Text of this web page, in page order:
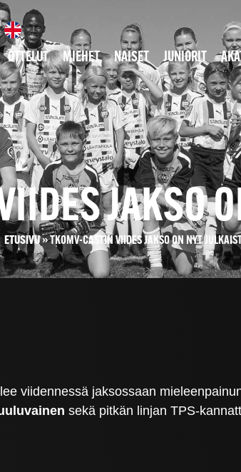
OTTELUT MIEHET NAISET JUNIORIT
JAKSO
ETUSIVU»TKOMV-CASTIN VIIDES JAKSO ON NYT
viidennessä jaksossaan
sekä pitkän linjan TPS-